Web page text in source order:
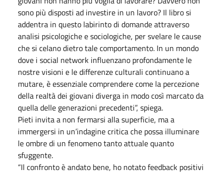
sono più disposti ad investire in un lavoro? Il libro si
addentra in questo labirinto di domande attraverso
analisi psicologiche e sociologiche, per svelare le cause
che si celano dietro tale comportamento. In un mondo
dove i social network influenzano profondamente le
nostre visioni e le differenze culturali continuano a
mutare, è essenziale comprendere come la percezione
della realtà dei giovani diverga in modo così marcato da
quella delle generazioni precedenti”, spiega.
Pieti invita a non fermarsi alla superficie, ma a
immergersi in un’indagine critica che possa illuminare
le ombre di un fenomeno tanto attuale quanto
sfuggente.
“Il confronto è andato bene, ho notato feedback positivi